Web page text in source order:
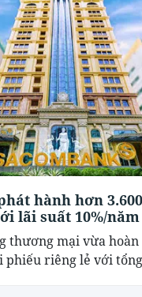
hành hơn
lãi suất 10%/năm
thương mại vừa
phiếu riêng lẻ với